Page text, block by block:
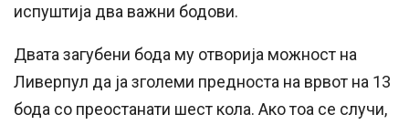
испуштија два важни бодови.
Двата загубени бода му отворија можност на
Ливерпул да ја зголеми предноста на врвот на 13
бода со преостанати шест кола. Ако тоа се случи,